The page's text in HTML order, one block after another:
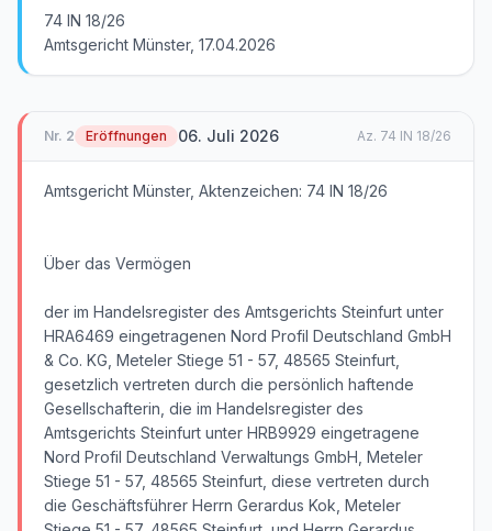
74 IN 18/26
Amtsgericht Münster, 17.04.2026
Nr. 2 Eröffnungen 06. Juli 2026 Az. 74 IN 18/26
Amtsgericht Münster, Aktenzeichen: 74 IN 18/26
Über das Vermögen
der im Handelsregister des Amtsgerichts Steinfurt unter
HRA6469 eingetragenen Nord Profil Deutschland GmbH
& Co. KG, Meteler Stiege 51 - 57, 48565 Steinfurt,
gesetzlich vertreten durch die persönlich haftende
Gesellschafterin, die im Handelsregister des
Amtsgerichts Steinfurt unter HRB9929 eingetragene
Nord Profil Deutschland Verwaltungs GmbH, Meteler
Stiege 51 - 57, 48565 Steinfurt, diese vertreten durch
die Geschäftsführer Herrn Gerardus Kok, Meteler